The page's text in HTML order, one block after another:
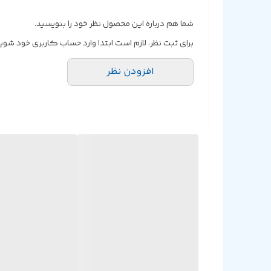
شما هم درباره این محصول نظر خود را بنویسید.
برای ثبت نظر، لازم است ابتدا وارد حساب کاربری خود
افزودن نظر